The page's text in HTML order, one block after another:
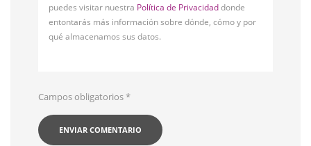
puedes visitar nuestra Política de Privacidaddonde
entontarás más información sobre dónde, cómo y por
qué almacenamos sus datos.
Campos obligatorios*